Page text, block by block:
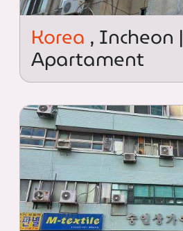
Korea , Incheon |
Apartament